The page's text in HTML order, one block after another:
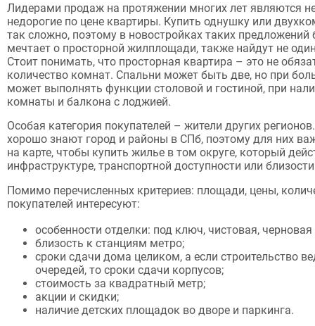
Лидерами продаж на протяжении многих лет являются
недорогие по цене квартиры. Купить однушку или
так сложно, поэтому в новостройках таких предложений
мечтает о просторной жилплощади, также найдут не
Стоит понимать, что просторная квартира – это не
количество комнат. Спальни может быть две, но при
может выполнять функции столовой и гостиной, при
комнаты и балкона с лоджией.
Особая категория покупателей – жители других
хорошо знают город и районы в СПб, поэтому для них
на карте, чтобы купить жилье в том округе, который
инфраструктуре, транспортной доступности или
Помимо перечисленных критериев: площади, цены,
покупателей интересуют:
особенности отделки: под ключ, чистовая, черновая
близость к станциям метро;
сроки сдачи дома целиком, а если строительство
очередей, то сроки сдачи корпусов;
стоимость за квадратный метр;
акции и скидки;
наличие детских площадок во дворе и паркинга.